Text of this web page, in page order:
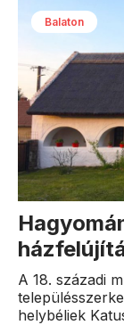
Balaton
A 18. századi
helybéliek